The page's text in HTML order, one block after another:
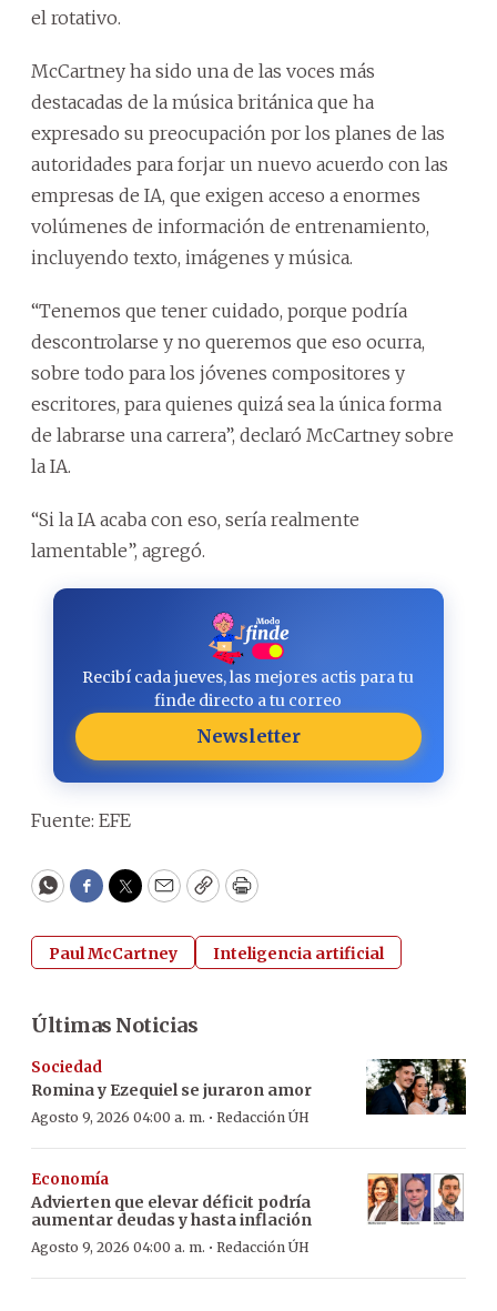
el rotativo.
McCartney ha sido una de las voces más
destacadas de la música británica que ha
expresado su preocupación por los planes de las
autoridades para forjar un nuevo acuerdo con las
empresas de IA, que exigen acceso a enormes
volúmenes de información de entrenamiento,
incluyendo texto, imágenes y música.
“Tenemos que tener cuidado, porque podría
descontrolarse y no queremos que eso ocurra,
sobre todo para los jóvenes compositores y
escritores, para quienes quizá sea la única forma
de labrarse una carrera”, declaró McCartney sobre
la IA.
“Si la IA acaba con eso, sería realmente
lamentable”, agregó.
Recibí cada jueves, las mejores actis para tu
finde directo a tu correo
Newsletter
Fuente: EFE
WhatsApp
Facebook
Twitter
EmailCopyPrint
Paul McCartney Inteligencia artificial
Últimas Noticias
Sociedad
Romina y Ezequiel se juraron amor
Agosto 9, 2026 04:00 a. m. · Redacción ÚH
Economía
Advierten que elevar déficit podría
aumentar deudas y hasta inflación
Agosto 9, 2026 04:00 a. m. · Redacción ÚH